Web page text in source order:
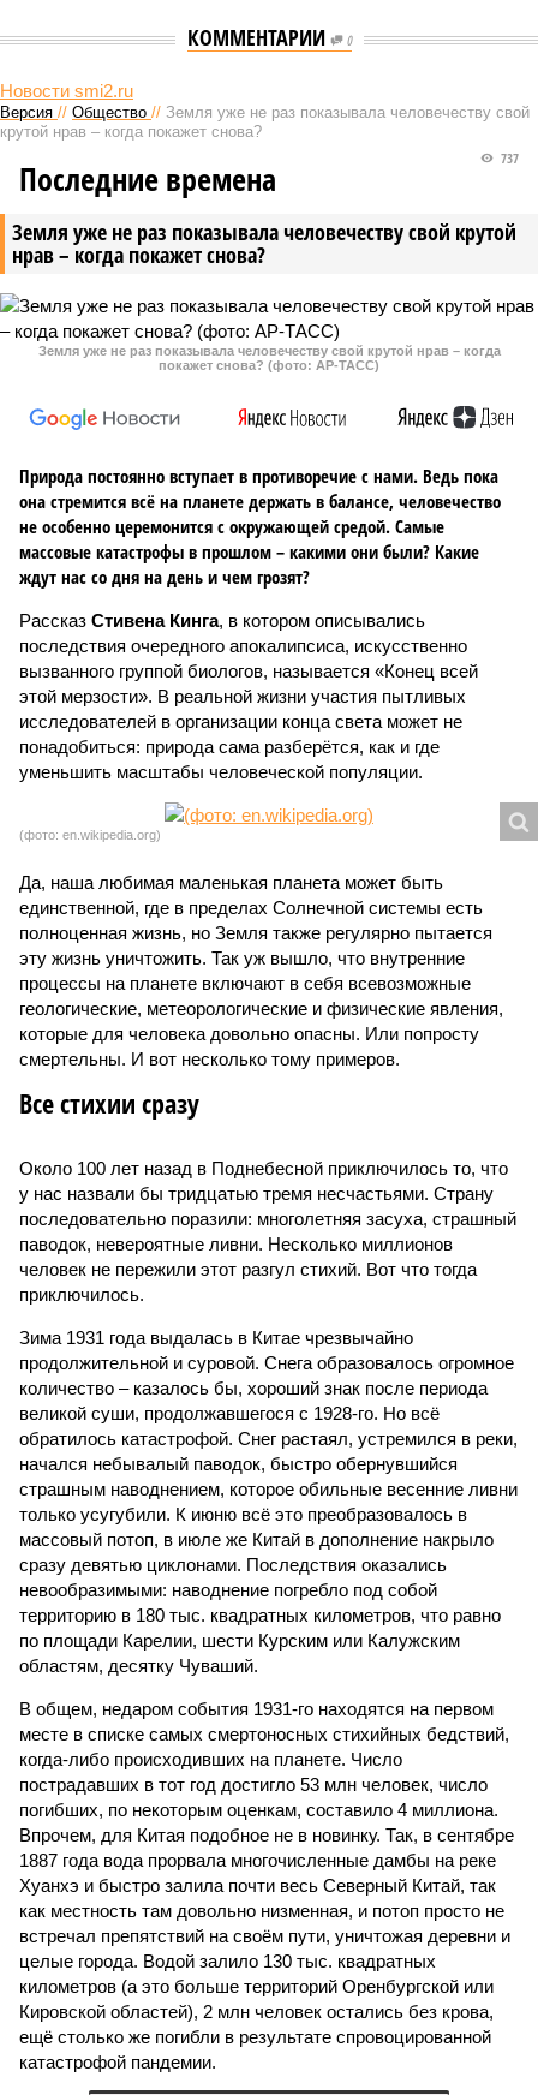
КОММЕНТАРИИ 0
Новости smi2.ru
Версия // Общество // Земля уже не раз показывала человечеству свой
крутой нрав – когда покажет снова?
Земля уже не раз показывала человечеству свой крутой
нрав – когда покажет снова?
737
Последние времена
Земля уже не раз показывала человечеству свой крутой нрав – когда
покажет снова? (фото: АР-ТАСС)
Природа постоянно вступает в противоречие с нами. Ведь пока
она стремится всё на планете держать в балансе, человечество
не особенно церемонится с окружающей средой. Самые
массовые катастрофы в прошлом – какими они были? Какие
ждут нас со дня на день и чем грозят?
Рассказ Стивена Кинга, в котором описывались
последствия очередного апокалипсиса, искусственно
вызванного группой биологов, называется «Конец всей
этой мерзости». В реальной жизни участия пытливых
исследователей в организации конца света может не
понадобиться: природа сама разберётся, как и где
уменьшить масштабы человеческой популяции.
(фото: en.wikipedia.org)
Да, наша любимая маленькая планета может быть
единственной, где в пределах Солнечной системы есть
полноценная жизнь, но Земля также регулярно пытается
эту жизнь уничтожить. Так уж вышло, что внутренние
процессы на планете включают в себя всевозможные
геологические, метеорологические и физические явления,
которые для человека довольно опасны. Или попросту
смертельны. И вот несколько тому примеров.
Все стихии сразу
Около 100 лет назад в Поднебесной приключилось то, что
у нас назвали бы тридцатью тремя несчастьями. Страну
последовательно поразили: многолетняя засуха, страшный
паводок, невероятные ливни. Несколько миллионов
человек не пережили этот разгул стихий. Вот что тогда
приключилось.
Зима 1931 года выдалась в Китае чрезвычайно
продолжительной и суровой. Снега образовалось огромное
количество – казалось бы, хороший знак после периода
великой суши, продолжавшегося с 1928-го. Но всё
обратилось катастрофой. Снег растаял, устремился в реки,
начался небывалый паводок, быстро обернувшийся
страшным наводнением, которое обильные весенние ливни
только усугубили. К июню всё это преобразовалось в
массовый потоп, в июле же Китай в дополнение накрыло
сразу девятью циклонами. Последствия оказались
невообразимыми: наводнение погребло под собой
территорию в 180 тыс. квадратных километров, что равно
по площади Карелии, шести Курским или Калужским
областям, десятку Чуваший.
В общем, недаром события 1931-го находятся на первом
месте в списке самых смертоносных стихийных бедствий,
когда-либо происходивших на планете. Число
пострадавших в тот год достигло 53 млн человек, число
погибших, по некоторым оценкам, составило 4 миллиона.
Впрочем, для Китая подобное не в новинку. Так, в сентябре
1887 года вода прорвала многочисленные дамбы на реке
Хуанхэ и быстро залила почти весь Северный Китай, так
как местность там довольно низменная, и потоп просто не
встречал препятствий на своём пути, уничтожая деревни и
целые города. Водой залило 130 тыс. квадратных
километров (а это больше территорий Оренбургской или
Кировской областей), 2 млн человек остались без крова,
ещё столько же погибли в результате спровоцированной
катастрофой пандемии.